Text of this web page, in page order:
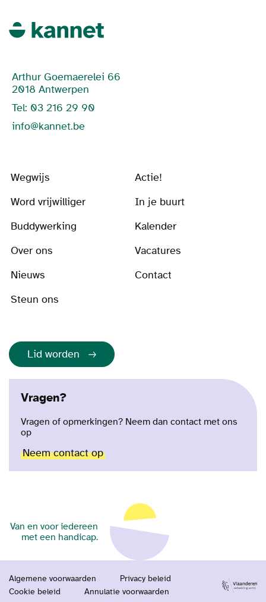
Arthur Goemaerelei 66
2018 Antwerpen
Tel: 03 216 29 90
info@kannet.be
Wegwijs
Actie!
Word vrijwilliger
In je buurt
Buddywerking
Kalender
Over ons
Vacatures
Nieuws
Contact
Steun ons
Lid worden
Vragen?
Vragen of opmerkingen? Neem dan contact met ons
op
Neem contact op
Van en voor iedereen
met een handicap.
Algemene voorwaarden
Privacy beleid
Cookie beleid
Annulatie voorwaarden